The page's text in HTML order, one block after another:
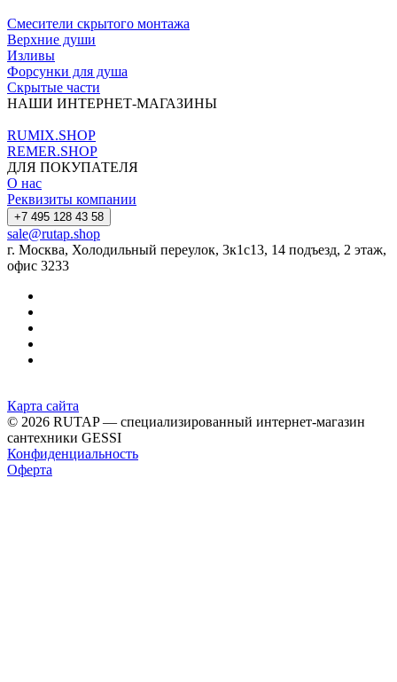
Смесители скрытого монтажа
Верхние души
Изливы
Форсунки для душа
Скрытые части
НАШИ ИНТЕРНЕТ-МАГАЗИНЫ
RUMIX.SHOP
REMER.SHOP
ДЛЯ ПОКУПАТЕЛЯ
О нас
Реквизиты компании
+7 495 128 43 58
sale@rutap.shop
г. Москва, Холодильный переулок, 3к1с13, 14 подъезд, 2 этаж,
офис 3233
Карта сайта
© 2026 RUTAP — специализированный интернет-магазин
сантехники GESSI
Конфиденциальность
Оферта